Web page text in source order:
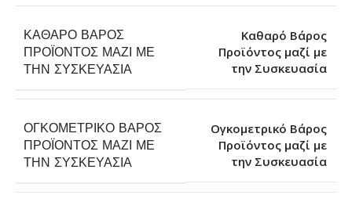
ΚΑΘΑΡΌ ΒΆΡΟΣ
ΠΡΟΪΌΝΤΟΣ ΜΑΖΊ ΜΕ
ΤΗΝ ΣΥΣΚΕΥΑΣΊΑ
Καθαρό Βάρος
Προϊόντος μαζί με
την Συσκευασία
ΟΓΚΟΜΕΤΡΙΚΌ ΒΆΡΟΣ
ΠΡΟΪΌΝΤΟΣ ΜΑΖΊ ΜΕ
ΤΗΝ ΣΥΣΚΕΥΑΣΊΑ
Ογκομετρικό Βάρος
Προϊόντος μαζί με
την Συσκευασία